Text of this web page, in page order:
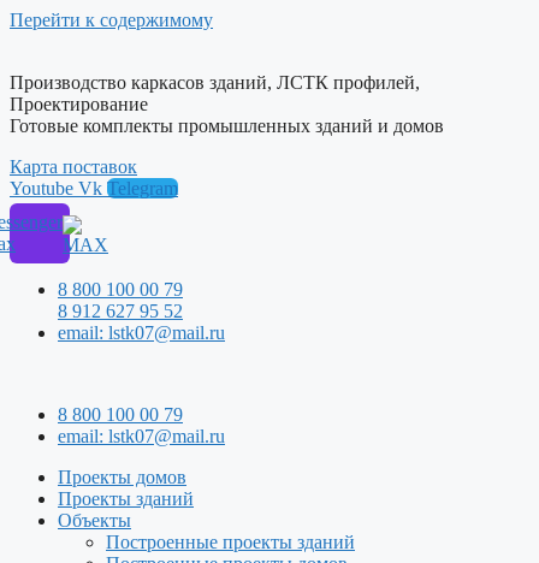
Перейти к содержимому
Производство каркасов зданий, ЛСТК профилей,
Проектирование
Готовые комплекты промышленных зданий и домов
Карта поставок
Youtube Vk Telegram
8 800 100 00 79
8 912 627 95 52
email: lstk07@mail.ru
8 800 100 00 79
email: lstk07@mail.ru
Проекты домов
Проекты зданий
Объекты
Построенные проекты зданий